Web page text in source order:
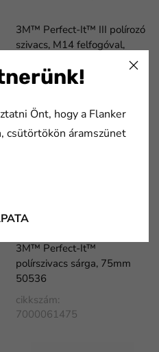
3M™ Perfect-It™ III polírozó
szivacs, M14 felfogóval,
cikkszám:
3M™ Perfect-It™
polírszivacs sárga, 75mm
50536
cikkszám:
7000061475
Önt, hogy a Flanker
csütörtökön áramszünet